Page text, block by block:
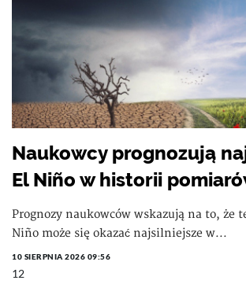
Naukowcy prognozują
El Niño w historii
Prognozy naukowców wskazują na to, że
Niño może się okazać najsilniejsze w...
10 SIERPNIA 2026 09:56
12